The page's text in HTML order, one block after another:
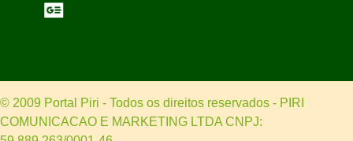
© 2009 Portal Piri - Todos os direitos reservados - PIRI
COMUNICACAO E MARKETING LTDA CNPJ: